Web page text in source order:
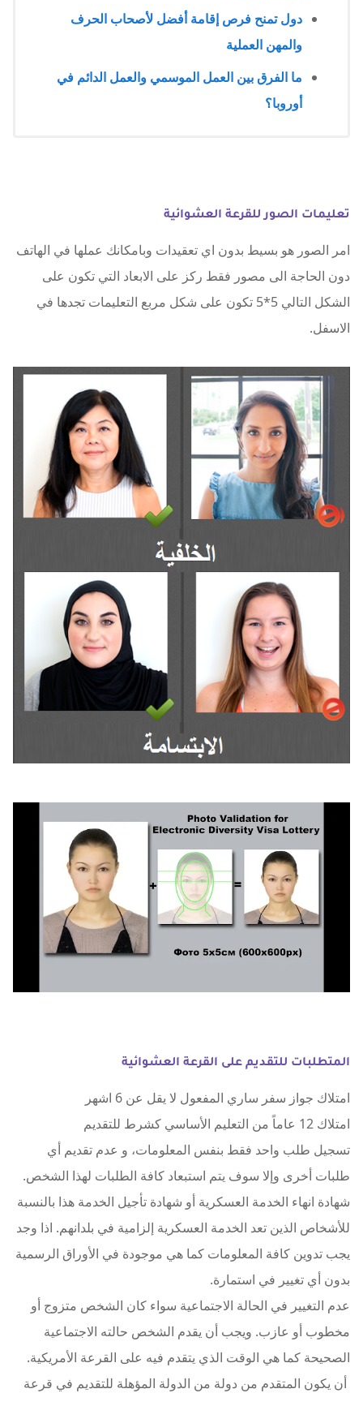
دول تمنح فرص إقامة أفضل لأصحاب الحرف
والمهن العملية
ما الفرق بين العمل الموسمي والعمل الدائم في
أوروبا؟
تعليمات الصور للقرعة العشوائية
امر الصور هو بسيط بدون اي تعقيدات وبامكانك عملها في الهاتف
دون الحاجة الى مصور فقط ركز على الابعاد التي تكون على
الشكل التالي 5*5 تكون على شكل مربع التعليمات تجدها في
الاسفل.
المتطلبات للتقديم على القرعة العشوائية
امتلاك جواز سفر ساري المفعول لا يقل عن 6 اشهر
‏امتلاك 12 عاماً من التعليم الأساسي كشرط للتقديم
تسجيل طلب واحد فقط بنفس المعلومات، و عدم تقديم أي
طلبات أخرى وإلا سوف يتم استبعاد كافة الطلبات لهذا الشخص.
شهادة انهاء الخدمة العسكرية أو شهادة تأجيل الخدمة هذا بالنسبة
للأشخاص الذين تعد الخدمة العسكرية إلزامية في بلدانهم. اذا وجد
يجب تدوين كافة المعلومات كما هي موجودة في الأوراق الرسمية
بدون أي تغيير في استمارة.
‏عدم التغيير في الحالة الاجتماعية سواء كان الشخص متزوج أو
مخطوب أو عازب. ويجب أن يقدم الشخص حالته الاجتماعية
الصحيحة كما هي الوقت الذي يتقدم فيه على القرعة الأمريكية.
أن يكون المتقدم من دولة من الدولة المؤهلة للتقديم في قرعة